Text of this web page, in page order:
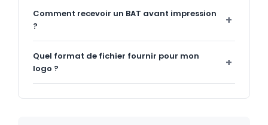
Comment recevoir un BAT avant impression
?
Quel format de fichier fournir pour mon
logo ?